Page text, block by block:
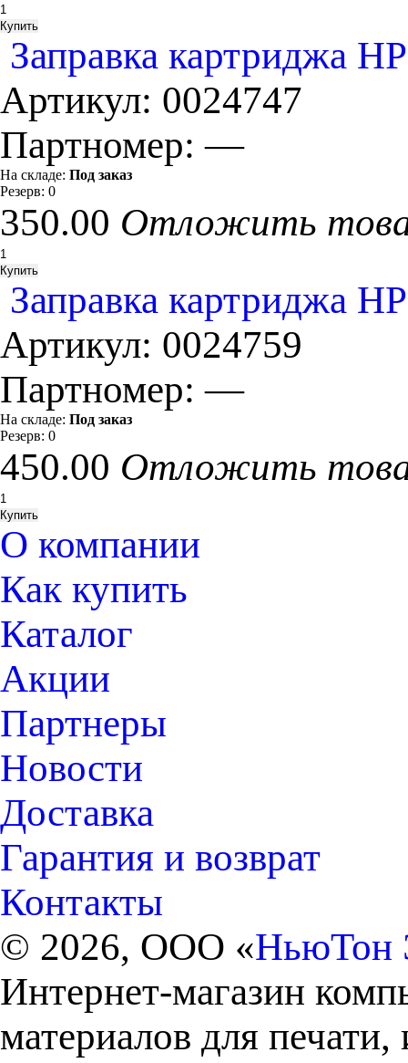
Заправка картриджа
Артикул: 0024747
Партномер:—
На складе: Под заказ
Резерв: 0
350.00 Отложить
Заправка картриджа
Артикул: 0024759
Партномер:—
На складе: Под заказ
Резерв: 0
450.00 Отложить
О компании
Как купить
Каталог
Акции
Партнеры
Новости
Доставка
Гарантия и возврат
Контакты
© 2026, ООО «НьюТон
Интернет-магазин
материалов для